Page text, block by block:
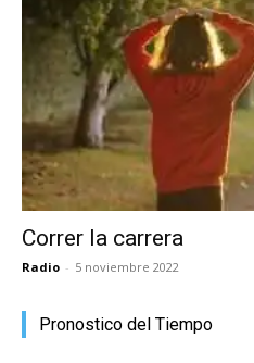
Correr la carrera
Radio - 5 noviembre 2022
Pronostico del Tiempo